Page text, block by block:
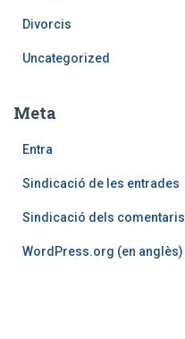
Divorcis
Uncategorized
Meta
Entra
Sindicació de les entrades
Sindicació dels comentaris
WordPress.org (en anglès)